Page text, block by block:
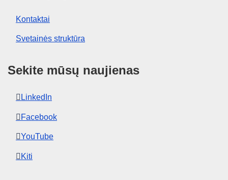
Kontaktai
Svetainės struktūra
Sekite mūsų naujienas
LinkedIn
Facebook
YouTube
Kiti